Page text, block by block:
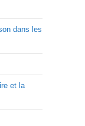
dans les
et la